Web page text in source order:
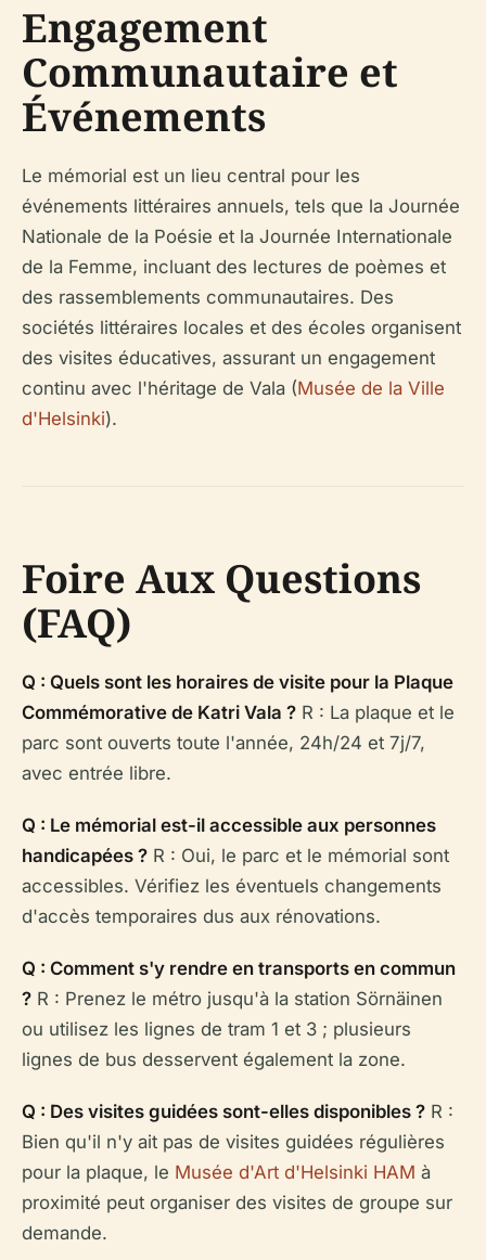
Engagement
Communautaire et
Événements
Le mémorial est un lieu central pour les
événements littéraires annuels, tels que la Journée
Nationale de la Poésie et la Journée Internationale
de la Femme, incluant des lectures de poèmes et
des rassemblements communautaires. Des
sociétés littéraires locales et des écoles organisent
des visites éducatives, assurant un engagement
continu avec l'héritage de Vala (Musée de la Ville
d'Helsinki).
Foire Aux Questions
(FAQ)
Q : Quels sont les horaires de visite pour la Plaque
Commémorative de Katri Vala ? R : La plaque et le
parc sont ouverts toute l'année, 24h/24 et 7j/7,
avec entrée libre.
Q : Le mémorial est-il accessible aux personnes
handicapées ? R : Oui, le parc et le mémorial sont
accessibles. Vérifiez les éventuels changements
d'accès temporaires dus aux rénovations.
Q : Comment s'y rendre en transports en commun
? R : Prenez le métro jusqu'à la station Sörnäinen
ou utilisez les lignes de tram 1 et 3 ; plusieurs
lignes de bus desservent également la zone.
Q : Des visites guidées sont-elles disponibles ? R :
Bien qu'il n'y ait pas de visites guidées régulières
pour la plaque, le Musée d'Art d'Helsinki HAM à
proximité peut organiser des visites de groupe sur
demande.